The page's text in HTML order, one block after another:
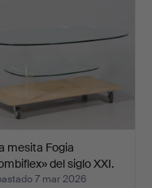
mesita Fogia
del siglo XXI.
7 mar 2026